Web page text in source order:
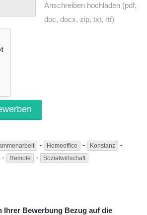
Anschreiben hochladen (pdf,
doc, docx, zip, txt, rtf)
- Homeoffice - Konstanz -
- Remote - Sozialwirtschaft
Ihrer Bewerbung Bezug auf die